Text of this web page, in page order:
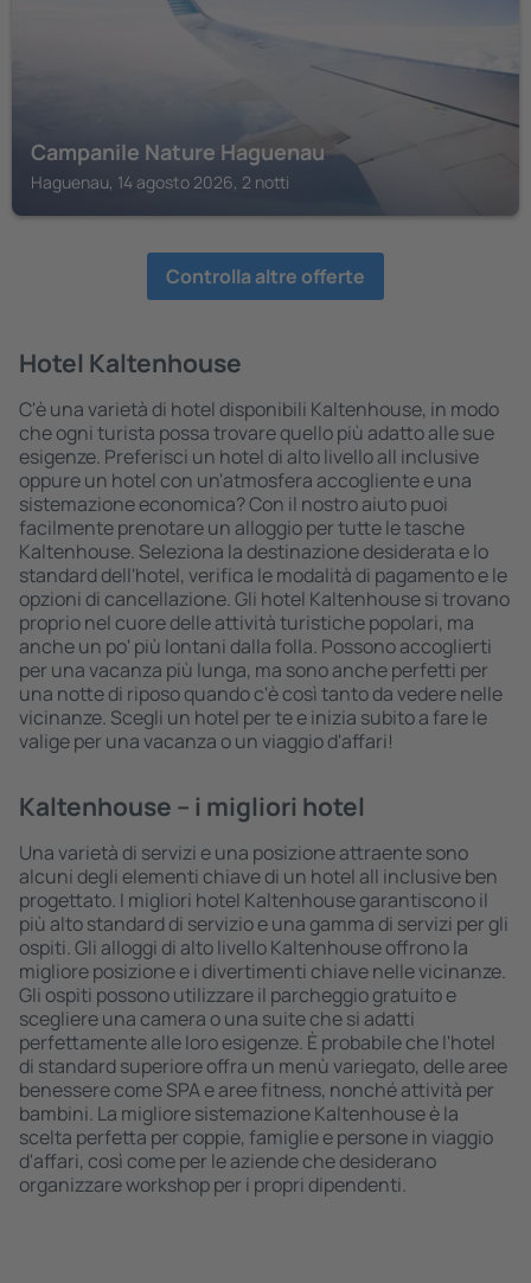
Campanile Nature Haguenau
Haguenau, 14 agosto 2026, 2 notti
Controlla altre offerte
Hotel Kaltenhouse
C'è una varietà di hotel disponibili Kaltenhouse, in modo
che ogni turista possa trovare quello più adatto alle sue
esigenze. Preferisci un hotel di alto livello all inclusive
oppure un hotel con un'atmosfera accogliente e una
sistemazione economica? Con il nostro aiuto puoi
facilmente prenotare un alloggio per tutte le tasche
Kaltenhouse. Seleziona la destinazione desiderata e lo
standard dell'hotel, verifica le modalità di pagamento e le
opzioni di cancellazione. Gli hotel Kaltenhouse si trovano
proprio nel cuore delle attività turistiche popolari, ma
anche un po' più lontani dalla folla. Possono accoglierti
per una vacanza più lunga, ma sono anche perfetti per
una notte di riposo quando c'è così tanto da vedere nelle
vicinanze. Scegli un hotel per te e inizia subito a fare le
valige per una vacanza o un viaggio d'affari!
Kaltenhouse – i migliori hotel
Una varietà di servizi e una posizione attraente sono
alcuni degli elementi chiave di un hotel all inclusive ben
progettato. I migliori hotel Kaltenhouse garantiscono il
più alto standard di servizio e una gamma di servizi per gli
ospiti. Gli alloggi di alto livello Kaltenhouse offrono la
migliore posizione e i divertimenti chiave nelle vicinanze.
Gli ospiti possono utilizzare il parcheggio gratuito e
scegliere una camera o una suite che si adatti
perfettamente alle loro esigenze. È probabile che l'hotel
di standard superiore offra un menù variegato, delle aree
benessere come SPA e aree fitness, nonché attività per
bambini. La migliore sistemazione Kaltenhouse è la
scelta perfetta per coppie, famiglie e persone in viaggio
d'affari, così come per le aziende che desiderano
organizzare workshop per i propri dipendenti.